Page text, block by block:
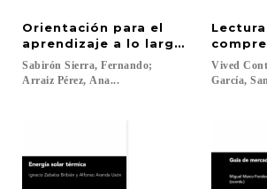
Orientación para el
aprendizaje a lo largo de la
Sabirón Sierra, Fernando;
Arraiz Pérez, Ana...
Vived
García,